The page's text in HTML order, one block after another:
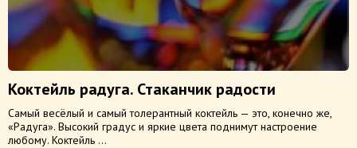
Коктейль радуга. Стаканчик радости
Самый весёлый и самый толерантный коктейль — это, конечно же,
«Радуга». Высокий градус и яркие цвета поднимут настроение
любому. Коктейль ...